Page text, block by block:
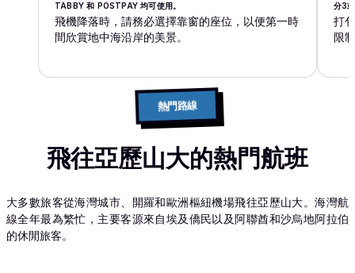
TABBY 和 POSTPAY 均可使用。
飛機降落時，請務必選擇靠窗的座位，以便第一時
間欣賞地中海沿岸的美景。
分3
打
限
熱門路線
飛往亞歷山大的熱門航班
大多數旅客從海灣城市、開羅和歐洲樞紐機場飛往亞歷山大。海灣航
線全年最為繁忙，主要客源來自埃及僑民以及阿聯酋和沙烏地阿拉伯
的休閒旅客。